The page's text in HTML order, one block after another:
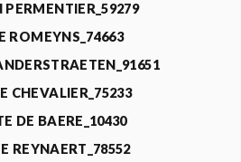
ROMEYNS_74663
CHEVALIER_75233
DE BAERE_10430
REYNAERT_78552